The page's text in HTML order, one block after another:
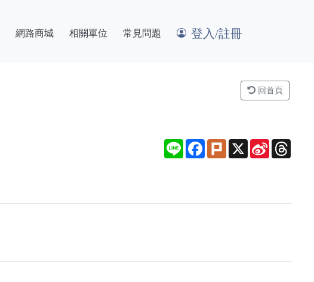
網路商城 相關單位 常見問題 登入/註冊
回首頁
Line Facebook
Plurk X
Sina
Weibo